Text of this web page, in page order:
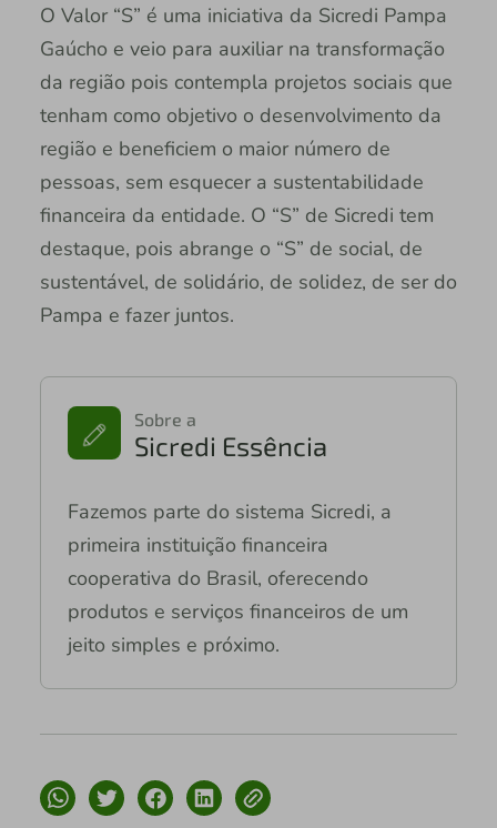
O Valor “S” é uma iniciativa da Sicredi Pampa
Gaúcho e veio para auxiliar na transformação
da região pois contempla projetos sociais que
tenham como objetivo o desenvolvimento da
região e beneficiem o maior número de
pessoas, sem esquecer a sustentabilidade
financeira da entidade. O “S” de Sicredi tem
destaque, pois abrange o “S” de social, de
sustentável, de solidário, de solidez, de ser do
Pampa e fazer juntos.
Sobre a
Sicredi Essência
Fazemos parte do sistema Sicredi, a
primeira instituição financeira
cooperativa do Brasil, oferecendo
produtos e serviços financeiros de um
jeito simples e próximo.